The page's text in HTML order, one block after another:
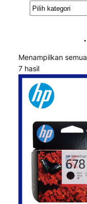
Pilih
Menampilkan semua
7 hasil